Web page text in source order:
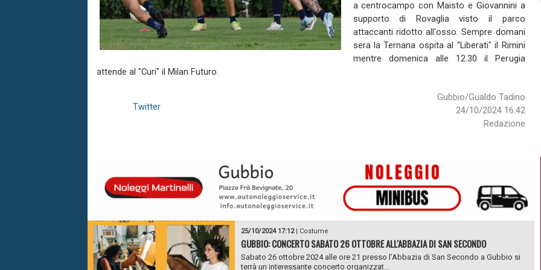
a centrocampo con Maisto e Giovannini a
supporto di Rovaglia visto il parco
attaccanti ridotto all'osso. Sempre domani
sera la Ternana ospita al "Liberati" il Rimini
mentre domenica alle 12.30 il Perugia
attende al "Curi" il Milan Futuro.
Gubbio/Gualdo Tadino
24/10/2024 16:42
Redazione
Twitter
25/10/2024 17:12| Costume
GUBBIO: CONCERTO SABATO 26 OTTOBRE ALL'ABBAZIA DI SAN SECONDO
Sabato 26 ottobre 2024 alle ore 21 presso l’Abbazia di San Secondo a Gubbio si
terrà un interessante concerto organizzat...